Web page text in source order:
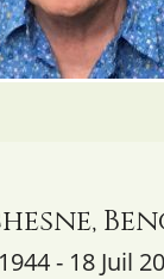
- 18 Juil